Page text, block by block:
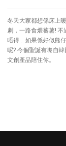
冬天大家都想係床上
劇，一路食煨蕃薯! 不
唔得... 如果係好似熊
呢? 今個聖誕有嚟自韓
文創產品陪住你。